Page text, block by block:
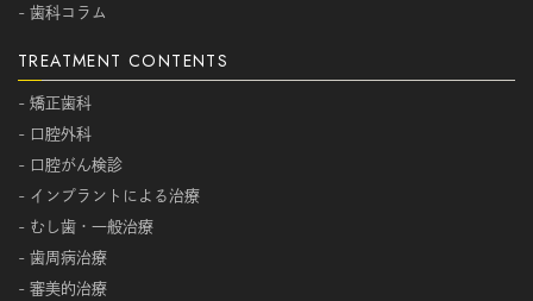
- 歯科コラム
TREATMENT CONTENTS
- 矯正歯科
- 口腔外科
- 口腔がん検診
- インプラントによる治療
- むし歯・一般治療
- 歯周病治療
- 審美的治療